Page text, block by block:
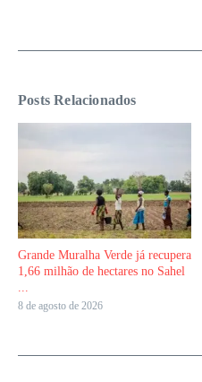
Posts Relacionados
Grande Muralha Verde já recupera
1,66 milhão de hectares no Sahel
...
8 de agosto de 2026